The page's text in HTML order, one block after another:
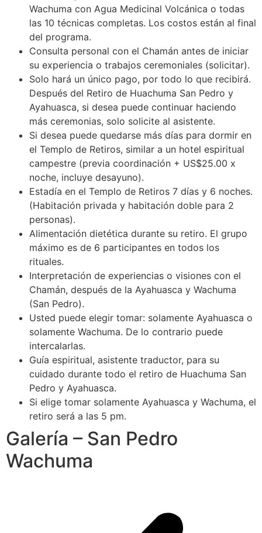
Wachuma con Agua Medicinal Volcánica o todas
las 10 técnicas completas. Los costos están al final
del programa.
Consulta personal con el Chamán antes de iniciar
su experiencia o trabajos ceremoniales (solicitar).
Solo hará un único pago, por todo lo que recibirá.
Después del Retiro de Huachuma San Pedro y
Ayahuasca, si desea puede continuar haciendo
más ceremonias, solo solicite al asistente.
Si desea puede quedarse más días para dormir en
el Templo de Retiros, similar a un hotel espiritual
campestre (previa coordinación + US$25.00 x
noche, incluye desayuno).
Estadía en el Templo de Retiros 7 días y 6 noches.
(Habitación privada y habitación doble para 2
personas).
Alimentación dietética durante su retiro. El grupo
máximo es de 6 participantes en todos los
rituales.
Interpretación de experiencias o visiones con el
Chamán, después de la Ayahuasca y Wachuma
(San Pedro).
Usted puede elegir tomar: solamente Ayahuasca o
solamente Wachuma. De lo contrario puede
intercalarlas.
Guía espiritual, asistente traductor, para su
cuidado durante todo el retiro de Huachuma San
Pedro y Ayahuasca.
Si elige tomar solamente Ayahuasca y Wachuma, el
retiro será a las 5 pm.
Galería – San Pedro
Wachuma